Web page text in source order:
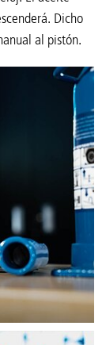
Dicho
al pistón.